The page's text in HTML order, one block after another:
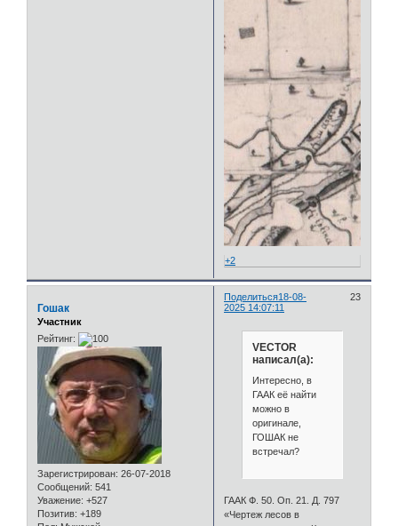
+2
Поделиться 23
18-08-
2025 14:07:11
Гошак
Участник
Рейтинг:
Зарегистрирован: 26-07-2018
Сообщений: 541
Уважение: +527
Позитив: +189
VECTOR
написал(а):
Интересно, в
ГААК её найти
можно в
оригинале,
ГОШАК не
встречал?
ГААК Ф. 50. Оп. 21. Д. 797
«Чертеж лесов в